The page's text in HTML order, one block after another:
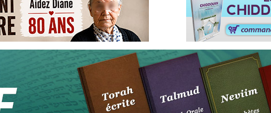
un don pour 5 jours de vacances aux Orphelins
une bénédiction
un don pour Sauvez la jambe de Yohan
en groupe sur Zoom
Box Music